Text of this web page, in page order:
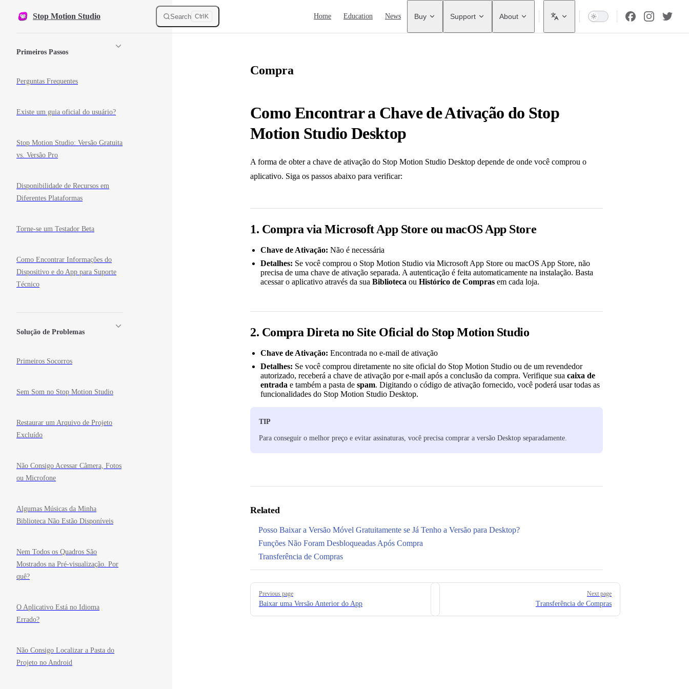
Skip to content
Stop Motion Studio Search Ctrl K Home Education News Buy Support About
Primeiros Passos
Perguntas Frequentes
Existe um guia oficial do usuário?
Stop Motion Studio: Versão Gratuita
vs. Versão Pro
Disponibilidade de Recursos em
Diferentes Plataformas
Torne-se um Testador Beta
Como Encontrar Informações do
Dispositivo e do App para Suporte
Técnico
Solução de Problemas
Primeiros Socorros
Sem Som no Stop Motion Studio
Restaurar um Arquivo de Projeto
Excluído
Não Consigo Acessar Câmera, Fotos
ou Microfone
Algumas Músicas da Minha
Biblioteca Não Estão Disponíveis
Nem Todos os Quadros São
Mostrados na Pré-visualização. Por
quê?
O Aplicativo Está no Idioma
Errado?
Não Consigo Localizar a Pasta do
Projeto no Android
Compra
Como Encontrar a Chave de Ativação do Stop
Motion Studio Desktop
A forma de obter a chave de ativação do Stop Motion Studio Desktop depende de onde você comprou o
aplicativo. Siga os passos abaixo para verificar:
1. Compra via Microsoft App Store ou macOS App Store
Chave de Ativação: Não é necessária
Detalhes: Se você comprou o Stop Motion Studio via Microsoft App Store ou macOS App Store, não
precisa de uma chave de ativação separada. A autenticação é feita automaticamente na instalação. Basta
acessar o aplicativo através da sua Biblioteca ou Histórico de Compras em cada loja.
2. Compra Direta no Site Oficial do Stop Motion Studio
Chave de Ativação: Encontrada no e-mail de ativação
Detalhes: Se você comprou diretamente no site oficial do Stop Motion Studio ou de um revendedor
autorizado, receberá a chave de ativação por e-mail após a conclusão da compra. Verifique sua caixa de
entrada e também a pasta de spam. Digitando o código de ativação fornecido, você poderá usar todas as
funcionalidades do Stop Motion Studio Desktop.
TIP
Para conseguir o melhor preço e evitar assinaturas, você precisa comprar a versão Desktop separadamente.
Related
Posso Baixar a Versão Móvel Gratuitamente se Já Tenho a Versão para Desktop?
Funções Não Foram Desbloqueadas Após Compra
Transferência de Compras
Pager
Previous page
Baixar uma Versão Anterior do App
Next page
Transferência de Compras